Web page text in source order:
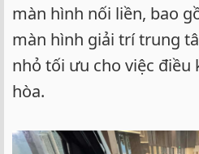
màn hình nối liền, bao
màn hình giải trí trung
nhỏ tối ưu cho việc điều
hòa.